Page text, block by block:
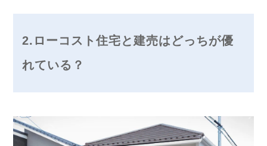
2.ローコスト住宅と建売はどっちが優
れている？